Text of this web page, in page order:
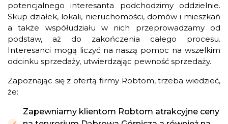
potencjalnego interesanta podchodzimy oddzielnie.
Skup działek, lokali, nieruchomości, domów i mieszkań
a także współudziału w nich przeprowadzamy od
podstaw, aż do zakończenia całego procesu.
Interesanci mogą liczyć na naszą pomoc na wszelkim
odcinku sprzedaży, utwierdzając pewność sprzedaży.
Zapoznając się z ofertą firmy Robtom, trzeba wiedzieć,
że:
Zapewniamy klientom Robtom atrakcyjne ceny